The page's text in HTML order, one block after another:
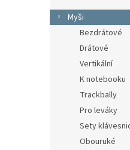
r
a
Myši
Bezdrátové
Drátové
Vertikální
K notebooku
Trackbally
Pro leváky
Sety
Obouruké